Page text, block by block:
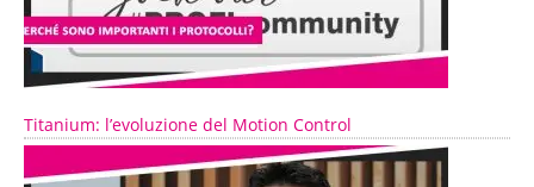
Titanium: l’evoluzione del Motion Control